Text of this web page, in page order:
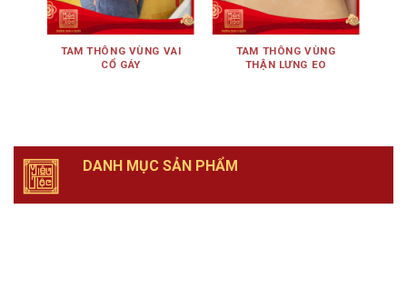
TAM THÔNG VÙNG VAI
CỔ GÁY
TAM THÔNG VÙNG
THẬN LƯNG EO
DANH MỤC SẢN PHẨM